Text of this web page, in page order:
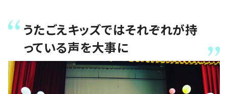
うたごえキッズではそれぞれが持
っている声を大事に